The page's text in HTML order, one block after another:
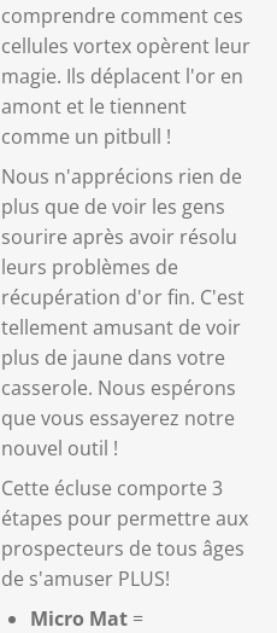
comprendre comment ces
cellules vortex opèrent leur
magie. Ils déplacent l'or en
amont et le tiennent
comme un pitbull !
Nous n'apprécions rien de
plus que de voir les gens
sourire après avoir résolu
leurs problèmes de
récupération d'or fin. C'est
tellement amusant de voir
plus de jaune dans votre
casserole. Nous espérons
que vous essayerez notre
nouvel outil !
Cette écluse comporte 3
étapes pour permettre aux
prospecteurs de tous âges
de s'amuser PLUS!
Micro Mat =